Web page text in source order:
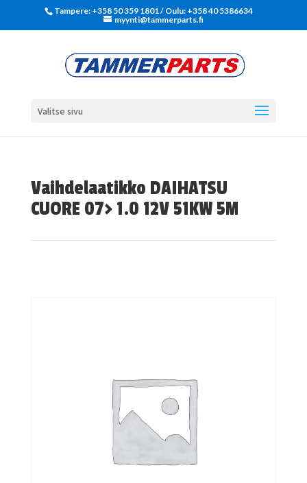
Tampere: +358 50 359 1801‬ / Oulu: +358 40 5386634
myynti@tammerparts.fi
Valitse sivu
Vaihdelaatikko DAIHATSU
CUORE 07> 1.0 12V 51KW 5M